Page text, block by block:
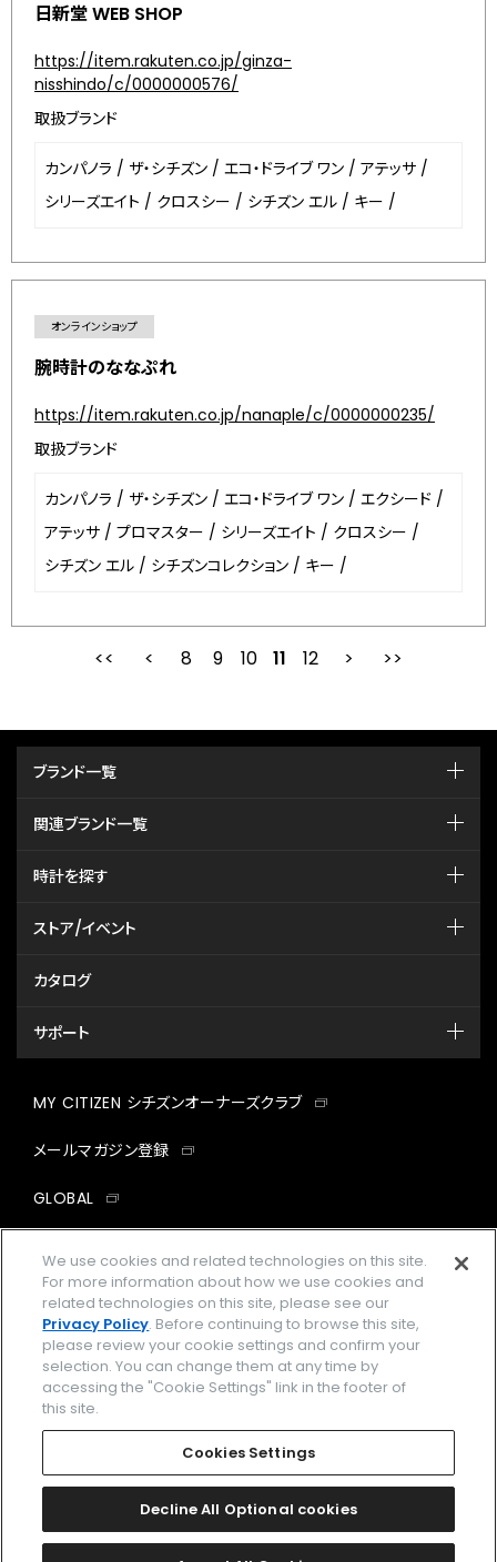
日新堂 WEB SHOP
https://item.rakuten.co.jp/ginza-
nisshindo/c/0000000576/
取扱ブランド
カンパノラ / ザ・シチズン / エコ・ドライブ ワン / アテッサ /
シリーズエイト / クロスシー / シチズン エル / キー /
オンラインショップ
腕時計のななぷれ
https://item.rakuten.co.jp/nanaple/c/0000000235/
取扱ブランド
カンパノラ / ザ・シチズン / エコ・ドライブ ワン / エクシード /
アテッサ / プロマスター / シリーズエイト / クロスシー /
シチズン エル / シチズンコレクション / キー /
最初 前
8 9 10 11 12
ブランド一覧
関連ブランド一覧
時計を探す
ストア/イベント
カタログ
サポート
MY CITIZEN シチズンオーナーズクラブ
メールマガジン登録
GLOBAL
facebookinstagramtwitter
企業情報 ご利用規約
プライバシーポリシー Cookies Settings
Amazon PayはAmazon.com, Inc.またはその関連会社の商標です。
We use cookies and related technologies on this site.
For more information about how we use cookies and
related technologies on this site, please see our
Privacy Policy. Before continuing to browse this site,
please review your cookie settings and confirm your
selection. You can change them at any time by
accessing the "Cookie Settings" link in the footer of
this site.
Cookies Settings
Decline All Optional cookies